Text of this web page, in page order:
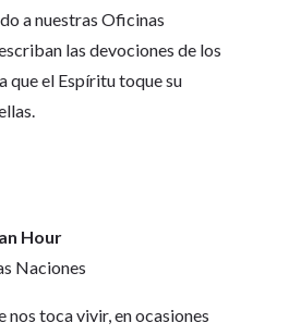
a nuestras Oficinas
las devociones de los
que el Espíritu toque su
Hour
Naciones
nos toca vivir, en ocasiones